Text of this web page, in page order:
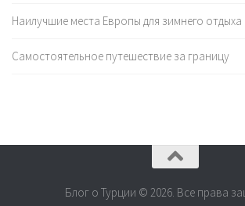
Наилучшие места Европы для зимнего отдыха
Самостоятельное путешествие за границу
Блог о Турции © 2026. Все права